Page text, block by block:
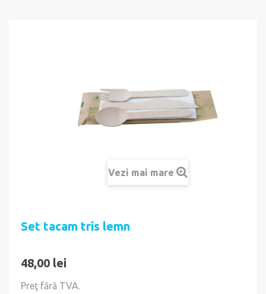
Vezi mai mare
Set tacam tris lemn
48,00 lei
Preţ fără TVA.